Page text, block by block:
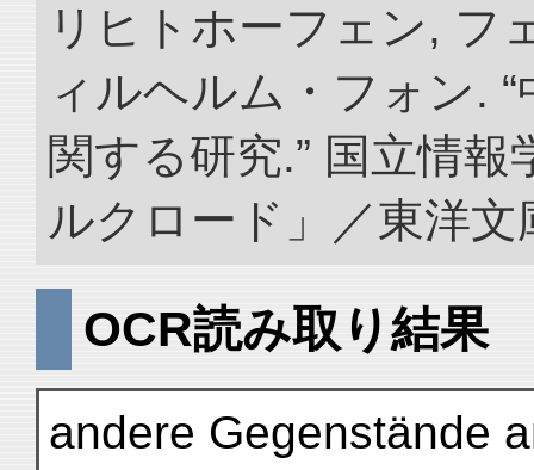
リヒトホーフェン, フ
ィルヘルム・フォン.
関する研究.” 国立情
ルクロード」／東洋
OCR読み取り結果
andere Gegenstände